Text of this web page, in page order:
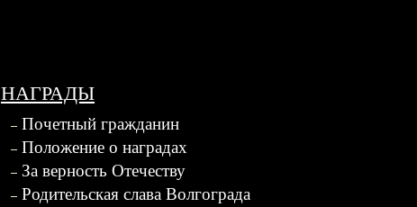
НАГРАДЫ
Почетный гражданин
Положение о наградах
За верность Отечеству
Родительская слава Волгограда